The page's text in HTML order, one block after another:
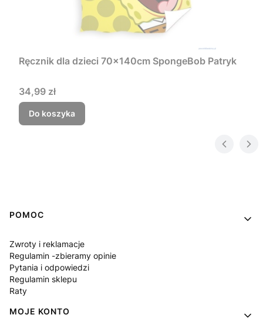
Ręcznik dla dzieci 70x140cm SpongeBob Patryk
Cena
34,99 zł
Do koszyka
Linki w stopce
POMOC
Zwroty i reklamacje
Regulamin -zbieramy opinie
Pytania i odpowiedzi
Regulamin sklepu
Raty
MOJE KONTO